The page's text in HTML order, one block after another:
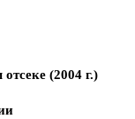
(2004 г.)